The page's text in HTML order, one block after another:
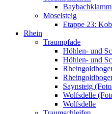
Baybachklamm
Moselsteig
Etappe 23:
Rhein
Traumpfade
Höhlen- und
Höhlen- und
Saynsteig
Wolfsdelle
Wolfsdelle